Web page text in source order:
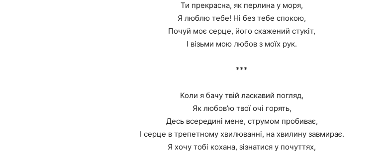
Ти прекрасна, як перлина у моря,
Я люблю тебе! Ні без тебе спокою,
Почуй моє серце, його скажений стукіт,
І візьми мою любов з моїх рук.
***
Коли я бачу твій ласкавий погляд,
Як любов’ю твої очі горять,
Десь всередині мене, струмом пробиває,
І серце в трепетному хвилюванні, на хвилину завмирає.
Я хочу тобі кохана, зізнатися у почуттях,